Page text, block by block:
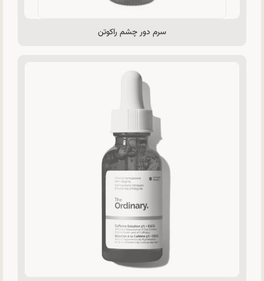
سرم دور چشم راکوتن